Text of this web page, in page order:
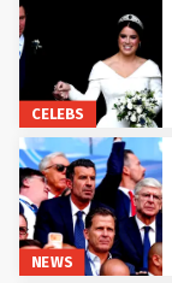
CELEBS
NEWS